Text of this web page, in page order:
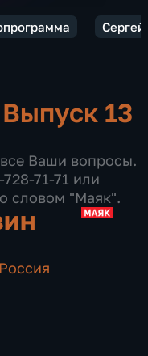
Сергей
Выпуск 13
Ваши вопросы.
71-71 или
словом "Маяк".
Россия